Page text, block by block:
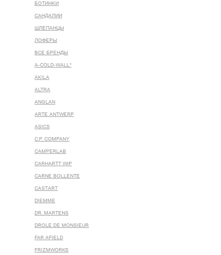
БОТИНКИ
САНДАЛИИ
ШЛЕПАНЦЫ
ЛОФЕРЫ
ВСЕ БРЕНДЫ
A-COLD-WALL*
AKILA
ALTRA
ANGLAN
ARTE ANTWERP
ASICS
C.P. COMPANY
CAMPERLAB
CARHARTT WIP
CARNE BOLLENTE
CASTART
DIEMME
DR. MARTENS
DROLE DE MONSIEUR
FAR AFIELD
FRIZMWORKS